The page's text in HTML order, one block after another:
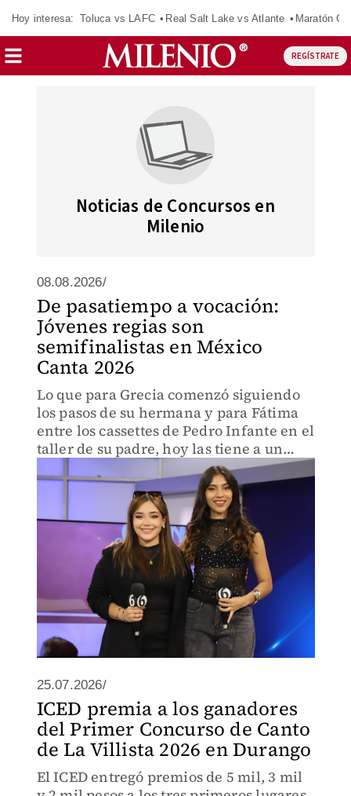
Hoy interesa: Toluca vs LAFC Real Salt Lake vs Atlante Maratón
REGÍSTRATE
Noticias de Concursos en
Milenio
08.08.2026/
De pasatiempo a vocación:
Jóvenes regias son
semifinalistas en México
Canta 2026
Lo que para Grecia comenzó siguiendo
los pasos de su hermana y para Fátima
entre los cassettes de Pedro Infante en el
taller de su padre, hoy las tiene a un
paso del Auditorio Nacional.
25.07.2026/
ICED premia a los ganadores
del Primer Concurso de Canto
de La Villista 2026 en Durango
El ICED entregó premios de 5 mil, 3 mil